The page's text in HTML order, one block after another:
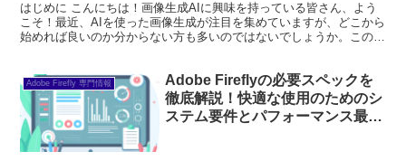
はじめに こんにちは！画像生成AIに興味を持っている皆さん、よう
こそ！最近、AIを使った画像生成が注目を集めていますが、どこから
始めれば良いのか分からない方も多いのではないでしょうか。この記
Adobe Firefly 専門情報
Adobe Fireflyの必要スペックを
徹底解説！快適な使用のためのシ
ステム要件とパフォーマンス最適